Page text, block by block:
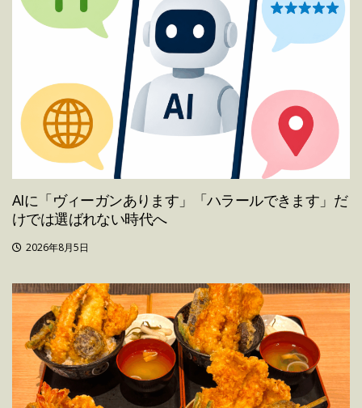
AIに「ヴィーガンあります」「ハラールできます」だ
けでは選ばれない時代へ
2026年8月5日